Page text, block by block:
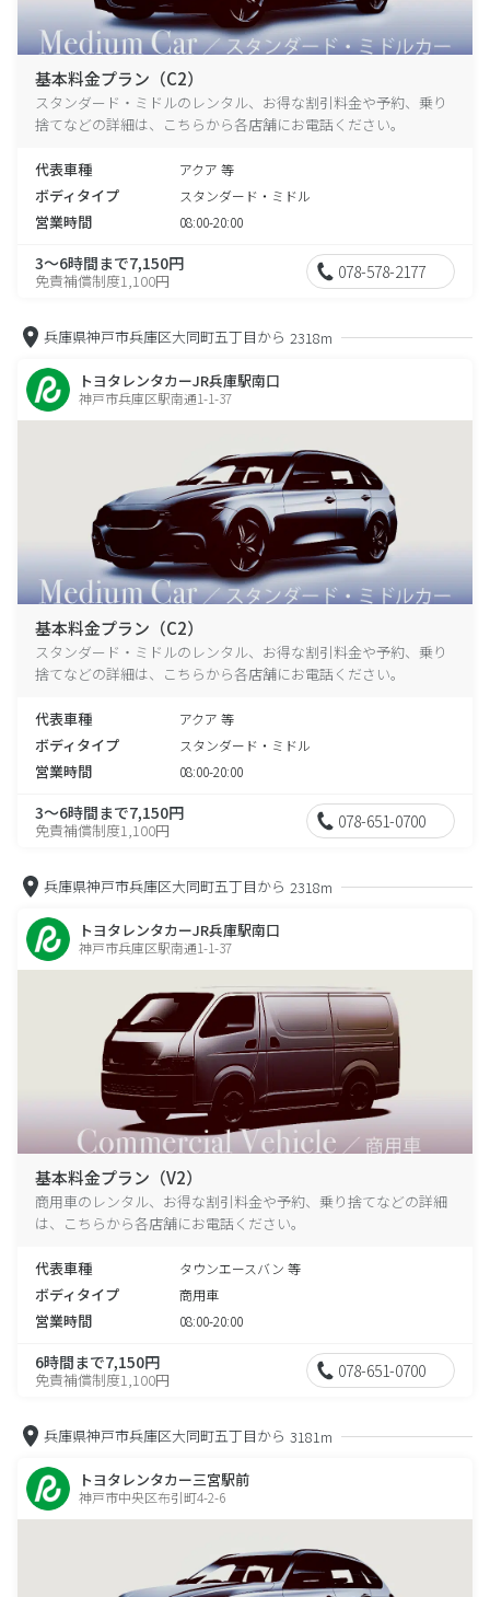
基本料金プラン（C2）
スタンダード・ミドルのレンタル、お得な割引料金や予約、乗り
捨てなどの詳細は、こちらから各店舗にお電話ください。
代表車種 アクア 等
ボディタイプ スタンダード・ミドル
営業時間 08:00-20:00
3～6時間まで7,150円
免責補償制度1,100円 078-578-2177
兵庫県神戸市兵庫区大同町五丁目から 2318m
トヨタレンタカーJR兵庫駅南口
神戸市兵庫区駅南通1-1-37
基本料金プラン（C2）
スタンダード・ミドルのレンタル、お得な割引料金や予約、乗り
捨てなどの詳細は、こちらから各店舗にお電話ください。
代表車種 アクア 等
ボディタイプ スタンダード・ミドル
営業時間 08:00-20:00
3～6時間まで7,150円
免責補償制度1,100円 078-651-0700
兵庫県神戸市兵庫区大同町五丁目から 2318m
トヨタレンタカーJR兵庫駅南口
神戸市兵庫区駅南通1-1-37
基本料金プラン（V2）
商用車のレンタル、お得な割引料金や予約、乗り捨てなどの詳細
は、こちらから各店舗にお電話ください。
代表車種 タウンエースバン 等
ボディタイプ 商用車
営業時間 08:00-20:00
6時間まで7,150円
免責補償制度1,100円 078-651-0700
兵庫県神戸市兵庫区大同町五丁目から 3181m
トヨタレンタカー三宮駅前
神戸市中央区布引町4-2-6